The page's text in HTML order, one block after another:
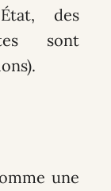
des
sont
une